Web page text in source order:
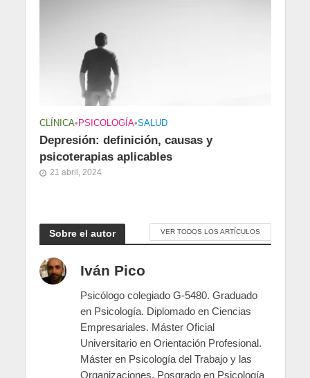
CLÍNICA• PSICOLOGÍA•SALUD
Depresión: definición, causas y
psicoterapias aplicables
21 abril, 2024
Sobre el autor VER TODOS LOS ARTÍCULOS
Iván Pico
Psicólogo colegiado G-5480. Graduado
en Psicología. Diplomado en Ciencias
Empresariales. Máster Oficial
Universitario en Orientación Profesional.
Máster en Psicología del Trabajo y las
Organizaciones. Posgrado en Psicología